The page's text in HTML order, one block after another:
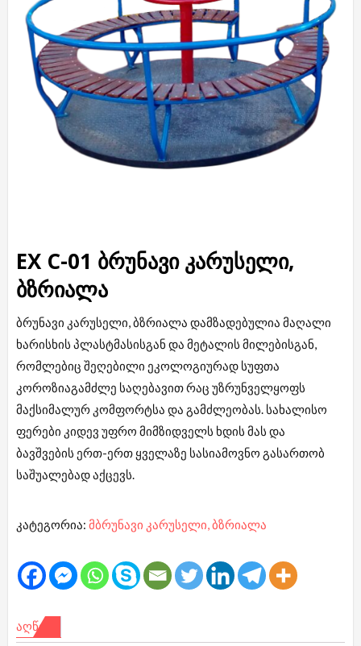
EX C-01 ბრუნავი კარუსელი,
ბზრიალა
ბრუნავი კარუსელი, ბზრიალა დამზადებულია მაღალი
ხარისხის პლასტმასისგან და მეტალის მილებისგან,
რომლებიც შეღებილი ეკოლოგიურად სუფთა
კოროზიაგამძლე საღებავით რაც უზრუნველყოფს
მაქსიმალურ კომფორტსა და გამძლეობას. სახალისო
ფერები კიდევ უფრო მიმზიდველს ხდის მას და
ბავშვების ერთ-ერთ ყველაზე სასიამოვნო გასართობ
საშუალებად აქცევს.
კატეგორია: მბრუნავი კარუსელი, ბზრიალა
ᲐᲦᲬᲔᲠᲐ